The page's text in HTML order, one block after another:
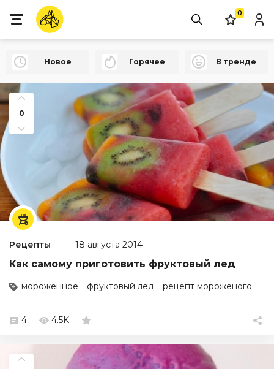
0
Новое Горячее В тренде
0
Рецепты 18 августа 2014
Как самому приготовить фруктовый лед
мороженное фруктовый лед рецепт мороженого
4 4.5K